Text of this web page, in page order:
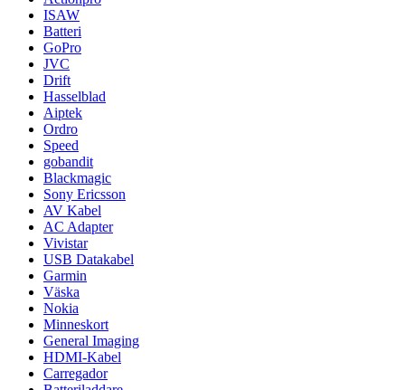
ISAW
Batteri
GoPro
JVC
Drift
Hasselblad
Aiptek
Ordro
Speed
gobandit
Blackmagic
Sony Ericsson
AV Kabel
AC Adapter
Vivistar
USB Datakabel
Garmin
Väska
Nokia
Minneskort
General Imaging
HDMI-Kabel
Carregador